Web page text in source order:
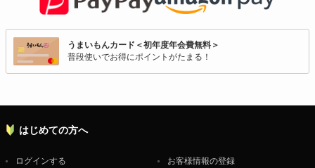
うまいもんカード＜初年度年会費無料＞
普段使いでお得にポイントがたまる！
はじめての方へ
ログインする お客様情報の登録